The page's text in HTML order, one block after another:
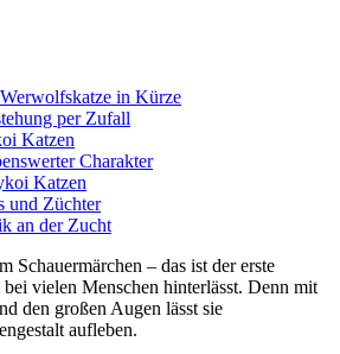
in Kürze
per Zufall
Katzen
Charakter
Katzen
und Züchter
an der Zucht
Schauermärchen – das ist der erste
vielen Menschen hinterlässt. Denn mit
den großen Augen lässt sie
aufleben.